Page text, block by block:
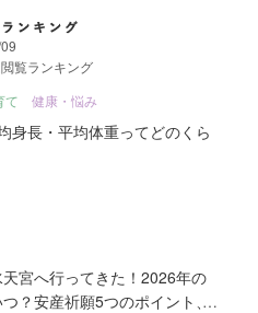
覧ランキング
て
健康・悩み
身長・平均体重ってどのくら
宮へ行ってきた！2026年の
？安産祈願5つのポイント、